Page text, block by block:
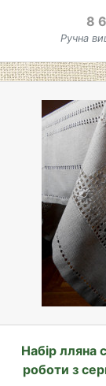
8
Ручна
Набір лляна
роботи з